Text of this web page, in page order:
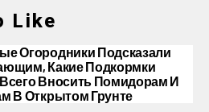
Like
Огородники Подсказали
Какие Подкормки
Вносить Помидорам И
В Открытом Грунте